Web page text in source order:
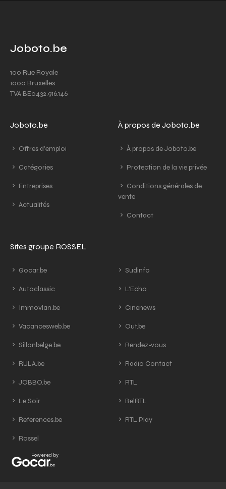
Joboto.be
100 Rue Royale
1000 Bruxelles
TVA BE0432.916.146
Joboto.be
Offres d'emploi
Catégories
Entreprises
Actualités
À propos de Joboto.be
À propos de Joboto.be
Protection de la vie privée
Conditions générales de
vente
Contact
Sites groupe ROSSEL
Gocar.be
Autoclassic
Immovlan.be
Vacancesweb.be
Sillonbelge.be
RULA.be
JOBBO.be
Le Soir
References.be
Rossel
Sudinfo
L'Echo
Cinenews
Out.be
Rendez-vous
Radio Contact
RTL
BelRTL
RTL Play
Powered by